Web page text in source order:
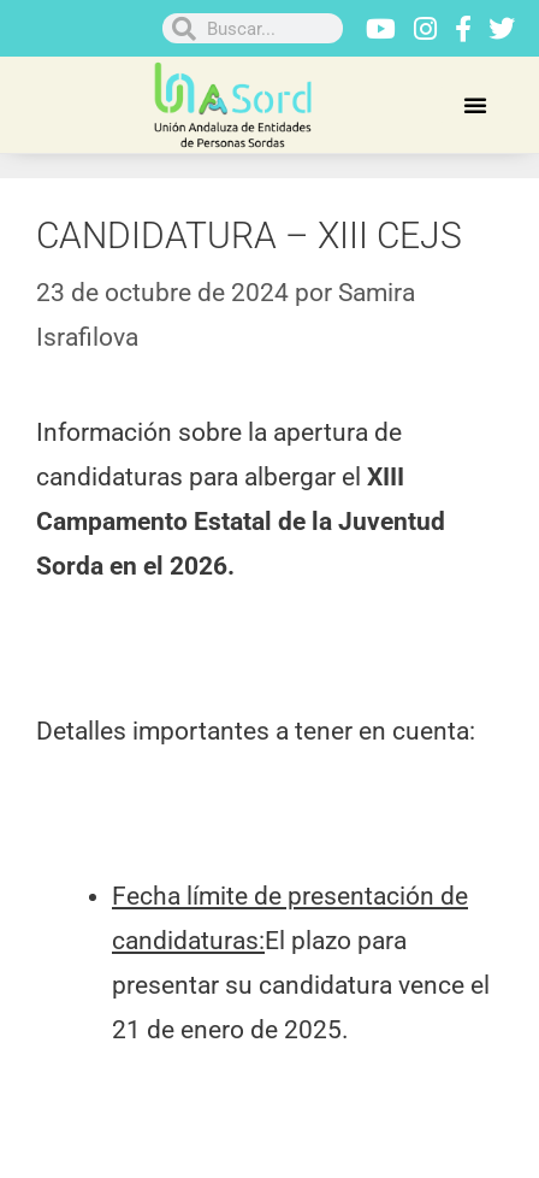
CANDIDATURA – XIII CEJS
23 de octubre de 2024 por Samira
Israfilova
Información sobre la apertura de
candidaturas para albergar el XIII
Campamento Estatal de la Juventud
Sorda en el 2026.
Detalles importantes a tener en cuenta:
Fecha límite de presentación de
candidaturas:El plazo para
presentar su candidatura vence el
21 de enero de 2025.